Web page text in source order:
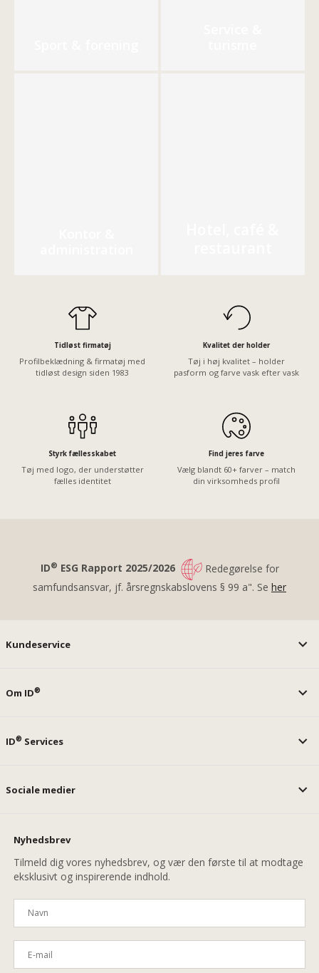
Tidløst firmatøj
Profilbeklædning & firmatøj med
tidløst design siden 1983
Kvalitet der holder
Tøj i høj kvalitet – holder
pasform og farve vask efter vask
Styrk fællesskabet
Tøj med logo, der understøtter
fælles identitet
Find jeres farve
Vælg blandt 60+ farver – match
din virksomheds profil
ID® ESG Rapport 2025/2026
Redegørelse for
samfundsansvar, jf. årsregnskabslovens § 99 a". Se her
Kundeservice
Om ID®
ID® Services
Sociale medier
Nyhedsbrev
Tilmeld dig vores nyhedsbrev, og vær den første til at modtage
eksklusivt og inspirerende indhold.